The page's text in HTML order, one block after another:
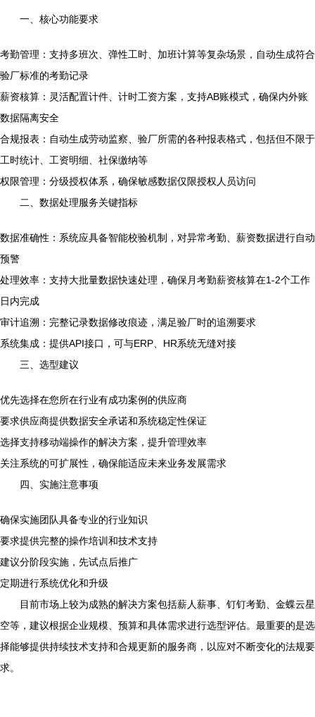
一、核心功能要求
考勤管理：支持多班次、弹性工时、加班计算等复杂场景，自动生成符合
验厂标准的考勤记录
薪资核算：灵活配置计件、计时工资方案，支持AB账模式，确保内外账
数据隔离安全
合规报表：自动生成劳动监察、验厂所需的各种报表格式，包括但不限于
工时统计、工资明细、社保缴纳等
权限管理：分级授权体系，确保敏感数据仅限授权人员访问
二、数据处理服务关键指标
数据准确性：系统应具备智能校验机制，对异常考勤、薪资数据进行自动
预警
处理效率：支持大批量数据快速处理，确保月考勤薪资核算在1-2个工作
日内完成
审计追溯：完整记录数据修改痕迹，满足验厂时的追溯要求
系统集成：提供API接口，可与ERP、HR系统无缝对接
三、选型建议
优先选择在您所在行业有成功案例的供应商
要求供应商提供数据安全承诺和系统稳定性保证
选择支持移动端操作的解决方案，提升管理效率
关注系统的可扩展性，确保能适应未来业务发展需求
四、实施注意事项
确保实施团队具备专业的行业知识
要求提供完整的操作培训和技术支持
建议分阶段实施，先试点后推广
定期进行系统优化和升级
目前市场上较为成熟的解决方案包括薪人薪事、钉钉考勤、金蝶云星
空等，建议根据企业规模、预算和具体需求进行选型评估。最重要的是选
择能够提供持续技术支持和合规更新的服务商，以应对不断变化的法规要
求。